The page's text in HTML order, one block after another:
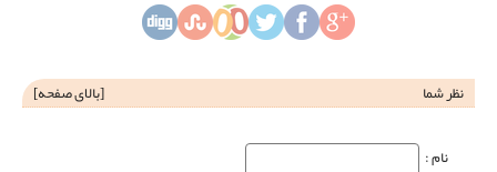
نظر شما [بالای صفحه]
نام‌ :